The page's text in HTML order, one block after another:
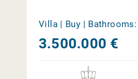
Villa | Buy | Bathrooms:
3.500.000 €